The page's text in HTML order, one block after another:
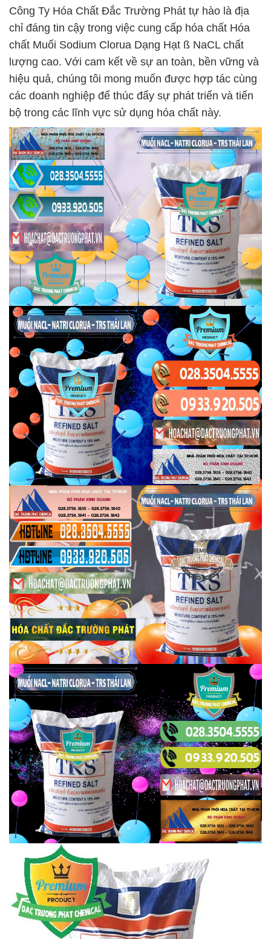
Công Ty Hóa Chất Đắc Trường Phát tự hào là địa
chỉ đáng tin cậy trong việc cung cấp hóa chất Hóa
chất Muối Sodium Clorua Dạng Hạt ß NaCL chất
lượng cao. Với cam kết về sự an toàn, bền vững và
hiệu quả, chúng tôi mong muốn được hợp tác cùng
các doanh nghiệp để thúc đẩy sự phát triển và tiến
bộ trong các lĩnh vực sử dụng hóa chất này.